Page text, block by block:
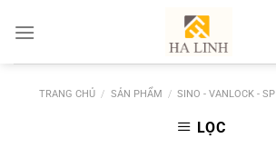
TRANG CHỦ / SẢN PHẨM / SINO - VANLOCK - SP
LỌC